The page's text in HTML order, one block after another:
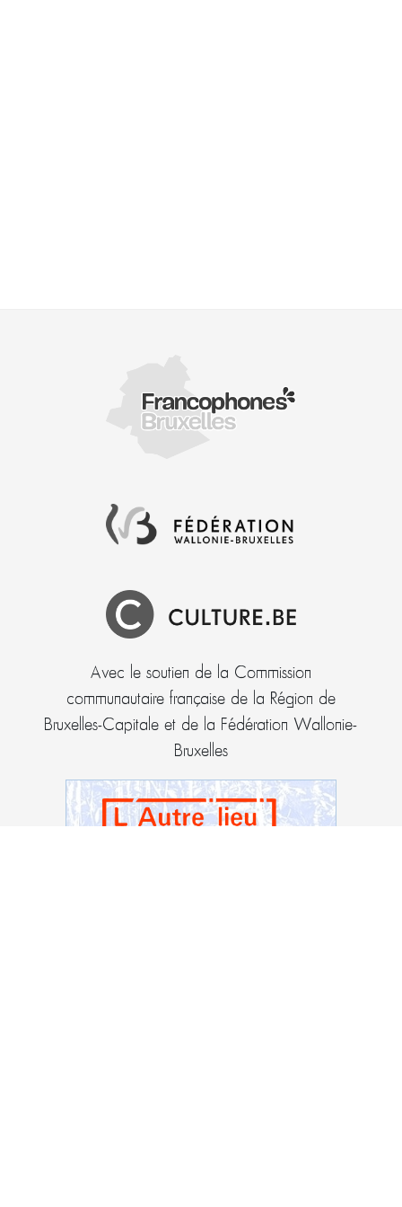
Avec le soutien de la Commission
communautaire française de la Région de
Bruxelles-Capitale et de la Fédération Wallonie-
Bruxelles